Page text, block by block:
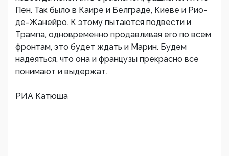
Пен. Так было в Каире и Белграде, Киеве и Рио-
де-Жанейро. К этому пытаются подвести и
Трампа, одновременно продавливая его по всем
фронтам, это будет ждать и Марин. Будем
надеяться, что она и французы прекрасно все
понимают и выдержат.
РИА Катюша